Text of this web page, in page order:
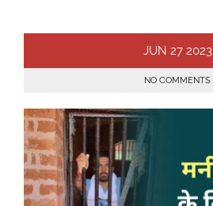
JUN 27 2023
NO COMMENTS